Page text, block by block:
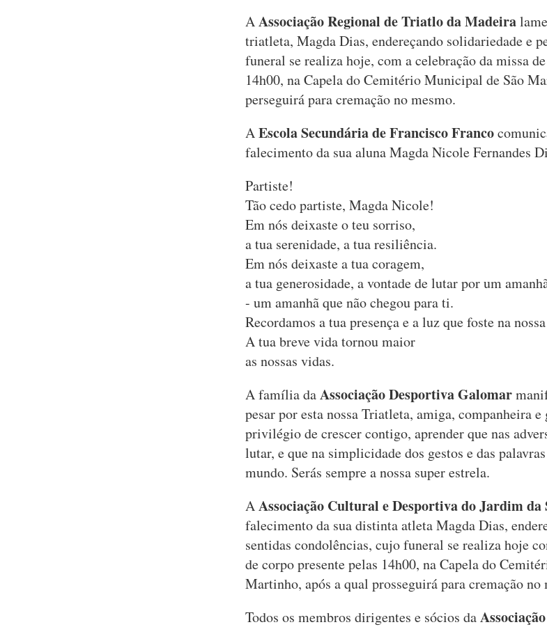
AAssociação Regional de Triatlo da Madeira
triatleta, Magda Dias, endereçando solidariedade e
funeral se realiza hoje, com a celebração da missa
14h00, na Capela do Cemitério Municipal de São
perseguirá para cremação no mesmo.
AEscola Secundária de Francisco Franco
falecimento da sua aluna Magda Nicole Fernandes
Partiste!
Tão cedo partiste, Magda Nicole!
Em nós deixaste o teu sorriso,
a tua serenidade, a tua resiliência.
Em nós deixaste a tua coragem,
a tua generosidade, a vontade de lutar por um
- um amanhã que não chegou para ti.
Recordamos a tua presença e a luz que foste na
A tua breve vida tornou maior
as nossas vidas.
A família daAssociação Desportiva Galomar
pesar por esta nossa Triatleta, amiga, companheira
privilégio de crescer contigo, aprender que nas
lutar, e que na simplicidade dos gestos e das
mundo. Serás sempre a nossa super estrela.
AAssociação Cultural e Desportiva do Jardim da
falecimento da sua distinta atleta Magda Dias,
sentidas condolências, cujo funeral se realiza hoje
de corpo presente pelas 14h00, na Capela do
Martinho, após a qual prosseguirá para cremação no
Todos os membros dirigentes e sócios da